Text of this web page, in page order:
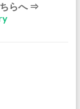
らへ ⇒